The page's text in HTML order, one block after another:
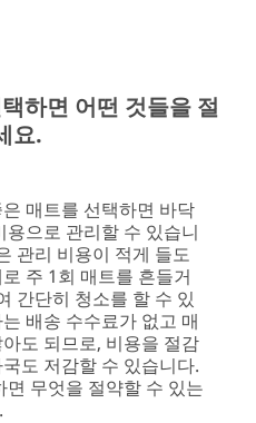
하면 어떤 것들을 절
요.
매트를 선택하면 바닥
으로 관리할 수 있습니
관리 비용이 적게 들도
주 1회 매트를 흔들거
간단히 청소를 할 수 있
배송 수수료가 없고 매
도 되므로, 비용을 절감
도 저감할 수 있습니다.
무엇을 절약할 수 있는